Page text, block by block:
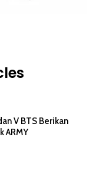
V BTS Berikan
ARMY